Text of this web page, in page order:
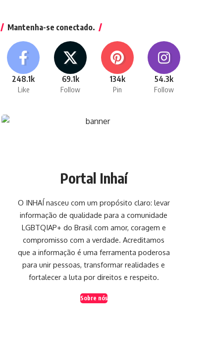
Mantenha-se conectado.
248.1k
Like
69.1k
Follow
134k
Pin
54.3k
Follow
Portal Inhaí
O INHAÍ nasceu com um propósito claro: levar
informação de qualidade para a comunidade
LGBTQIAP+ do Brasil com amor, coragem e
compromisso com a verdade. Acreditamos
que a informação é uma ferramenta poderosa
para unir pessoas, transformar realidades e
fortalecer a luta por direitos e respeito.
Sobre nós